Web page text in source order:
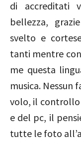
di accreditati
bellezza,
svelto e
tanti mentre
me questa
musica. Nessun
volo, il
e del pc, il
tutte le foto